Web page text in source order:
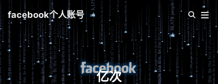
facebook个人账号
亿次